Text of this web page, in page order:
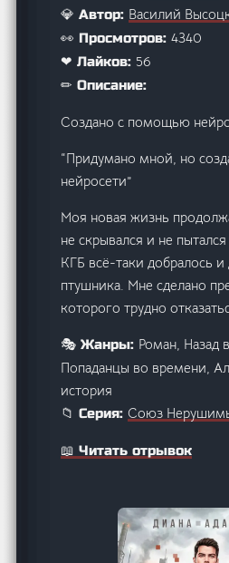
💎 Автор: Василий
👀 Просмотров:4340
❤ Лайков: 56
✏ Описание:
Создано с помощью
“Придумано мной, но
нейросети”
Моя новая жизнь
не скрывался и не пытался
КГБ всё-таки добралось
птушника. Мне сделано
которого трудно
🎭 Жанры: Роман, Назад
Попаданцы во времени,
история
📁 Серия:Союз
📖 Читать отрывок